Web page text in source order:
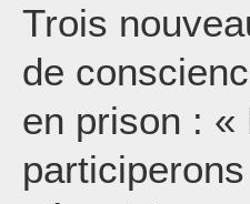
Trois
de
en prison : «